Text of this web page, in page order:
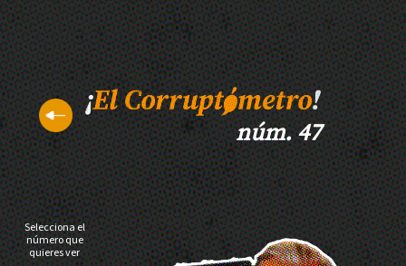
núm. 47
Selecciona el
número que
quieres ver